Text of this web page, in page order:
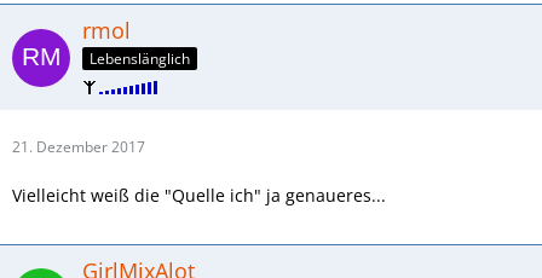
rmol
Lebenslänglich
21. Dezember 2017
Vielleicht weiß die "Quelle ich" ja genaueres...
GirlMixAlot